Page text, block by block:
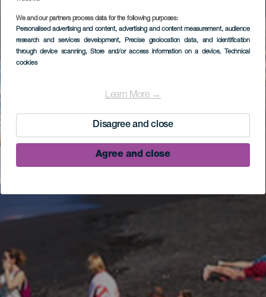
We and our partners process data for the following purposes:
Personalised advertising and content, advertising and content measurement, audience
research and services development, Precise geolocation data, and identification
through device scanning, Store and/or access information on a device, Technical
cookies
Learn More →
Disagree and close
Agree and close